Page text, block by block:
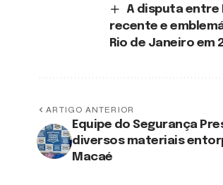
A disputa entre
recente e
Rio de Janeiro em
ARTIGO ANTERIOR
Equipe do Segurança
diversos materiais
Macaé